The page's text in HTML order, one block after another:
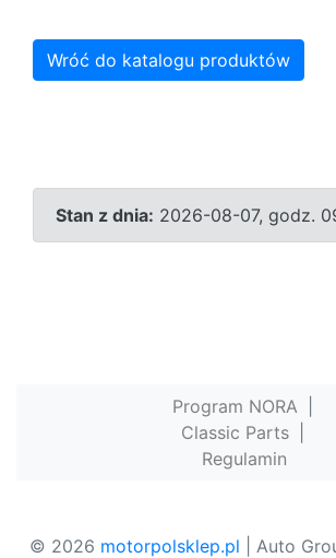
Wróć do katalogu produktów
Stan z dnia: 2026-08-07, godz.
Program NORA
Classic Parts
Regulamin
© 2026 motorpolsklep.pl | Auto